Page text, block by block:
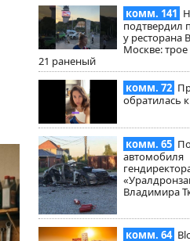
комм. 141
подтвердил
у ресторана
Москве:
21 раненый
комм. 72
обратилась
комм. 65
автомобиля
Владимира
комм. 64